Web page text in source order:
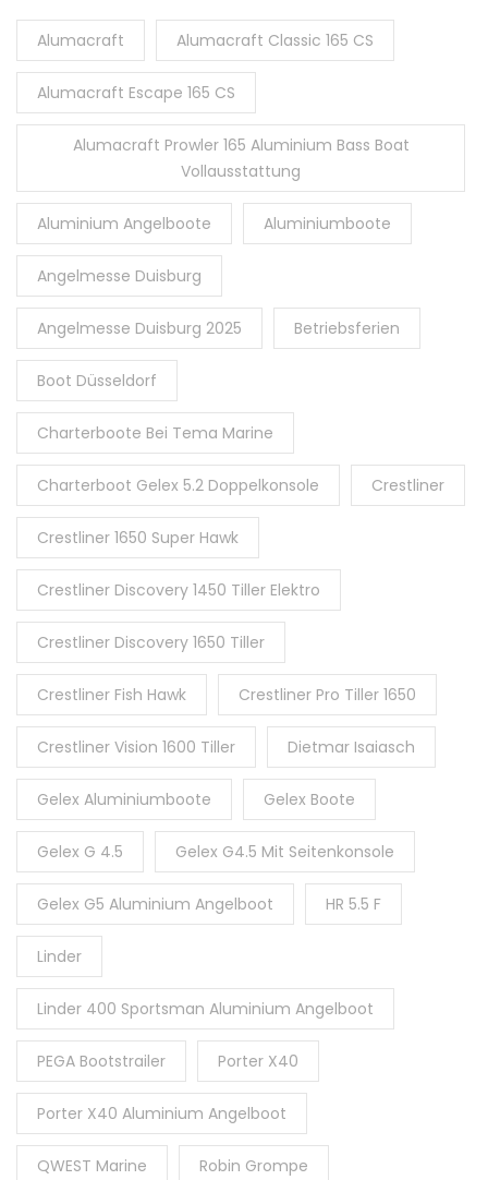
Alumacraft Alumacraft Classic 165 CS
Alumacraft Escape 165 CS
Alumacraft Prowler 165 Aluminium Bass Boat
Vollausstattung
Aluminium Angelboote Aluminiumboote
Angelmesse Duisburg
Angelmesse Duisburg 2025 Betriebsferien
Boot Düsseldorf
Charterboote Bei Tema Marine
Charterboot Gelex 5.2 Doppelkonsole Crestliner
Crestliner 1650 Super Hawk
Crestliner Discovery 1450 Tiller Elektro
Crestliner Discovery 1650 Tiller
Crestliner Fish Hawk Crestliner Pro Tiller 1650
Crestliner Vision 1600 Tiller Dietmar Isaiasch
Gelex Aluminiumboote Gelex Boote
Gelex G 4.5 Gelex G4.5 Mit Seitenkonsole
Gelex G5 Aluminium Angelboot HR 5.5 F
Linder
Linder 400 Sportsman Aluminium Angelboot
PEGA Bootstrailer Porter X40
Porter X40 Aluminium Angelboot
QWEST Marine Robin Grompe